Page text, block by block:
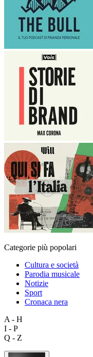
Categorie più popolari
Cultura e società
Parodia musicale
Notizie
Sport
Cronaca nera
A - H
I - P
Q - Z